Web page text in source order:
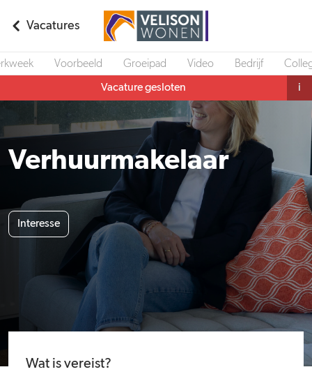
Vacatures
Voorbeeld Groeipad Video Bedrijf
Vacature gesloten i
Verhuurmakelaar
Interesse
Wat is vereist?